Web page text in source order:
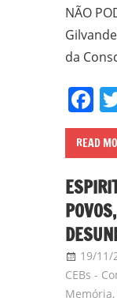
NÃO
da
READ
19/11/
CEBs -
Memória,